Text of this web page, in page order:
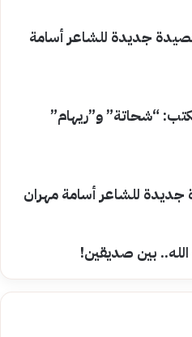
جديدة للشاعر أسامة
“شحاتة” و”ريهام”
للشاعر أسامة مهران
بين صديقين!